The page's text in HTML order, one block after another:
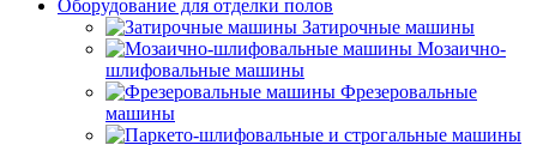
Оборудование для отделки полов
Затирочные машины
Мозаично-
шлифовальные машины
Фрезеровальные
машины